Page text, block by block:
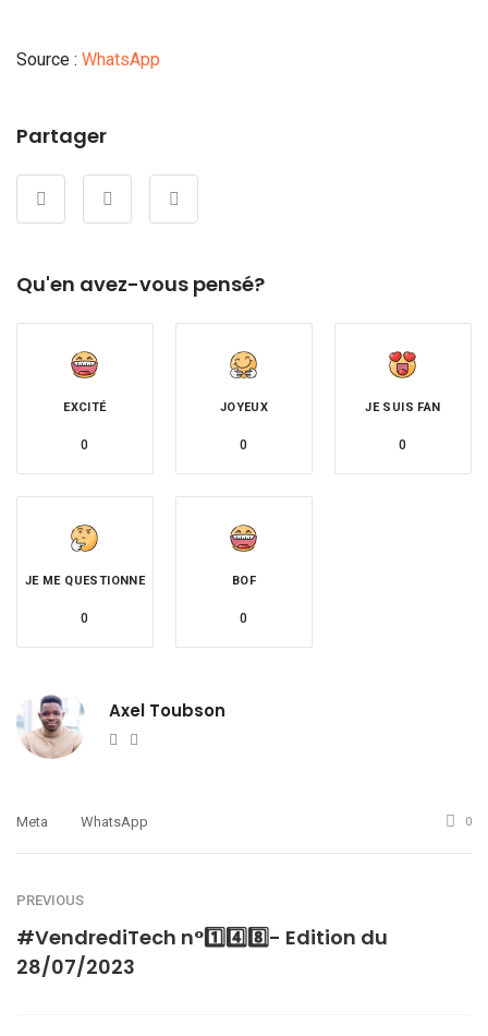
Source : WhatsApp
Partager
Qu'en avez-vous pensé?
EXCITÉ
0
JOYEUX
0
JE SUIS FAN
0
JE ME QUESTIONNE
0
BOF
0
Axel Toubson
Website
Meta WhatsApp 0
PREVIOUS
#VendrediTech n°1️⃣4️⃣8️⃣- Edition du
28/07/2023